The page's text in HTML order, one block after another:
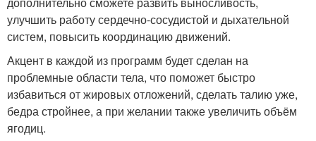
улучшить работу сердечно-сосудистой и дыхательной
систем, повысить координацию движений.
Акцент в каждой из программ будет сделан на
проблемные области тела, что поможет быстро
избавиться от жировых отложений, сделать талию уже,
бедра стройнее, а при желании также увеличить объём
ягодиц.